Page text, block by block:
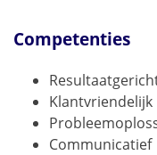
Competenties
Klantvriendelijk
Communicatief